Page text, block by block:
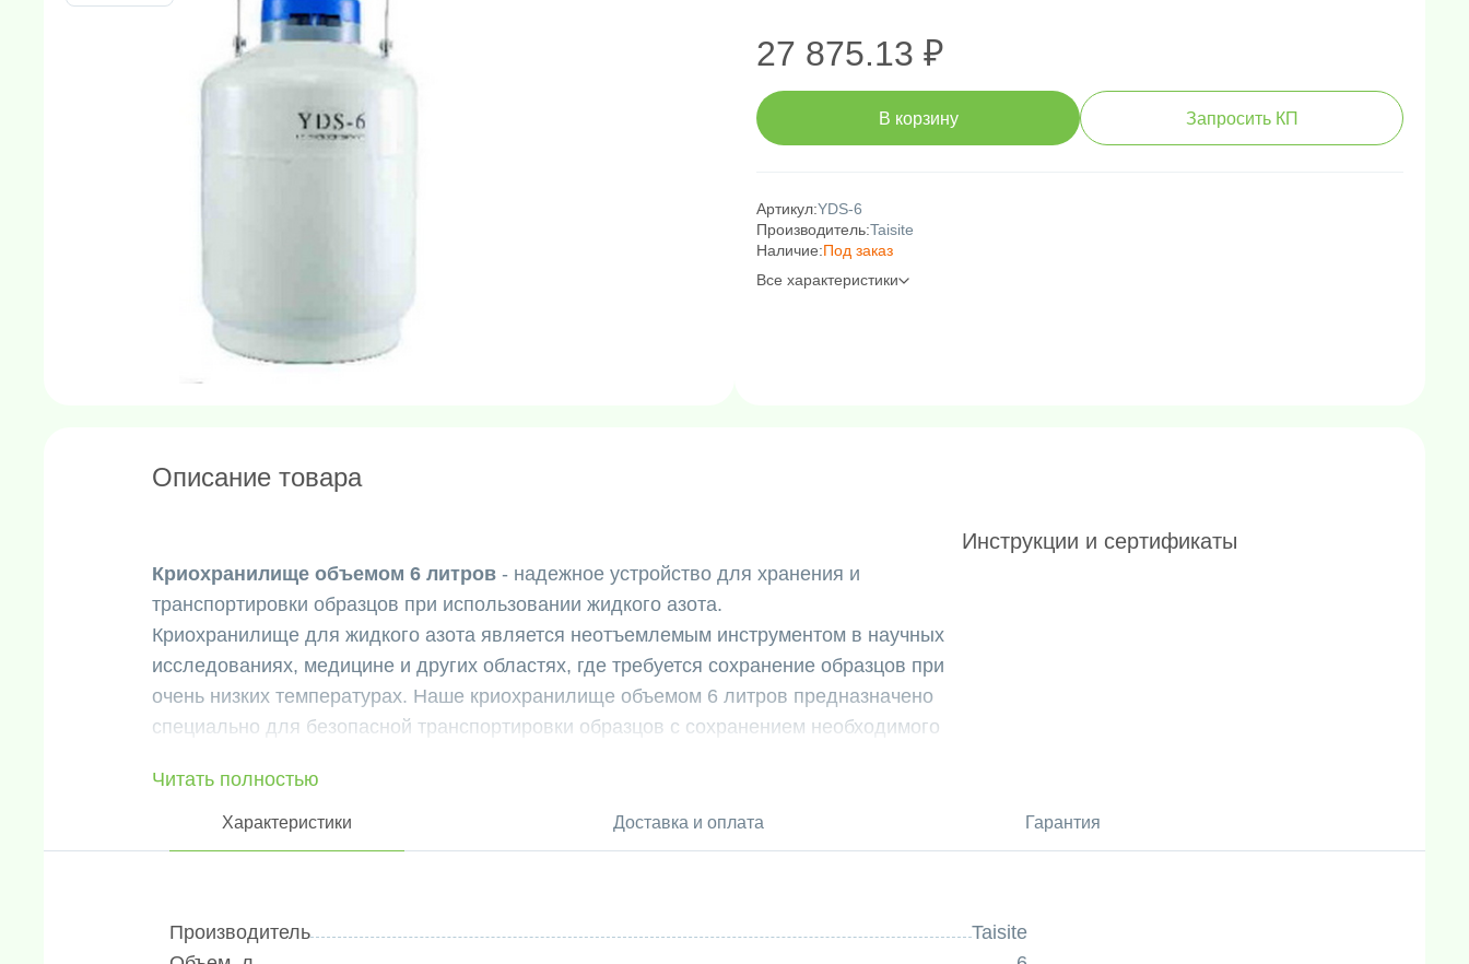
27 875.13 ₽
В корзину Запросить КП
Артикул:YDS-6
Производитель:Taisite
Наличие:Под заказ
Все характеристики
Описание товара
Криохранилище объемом 6 литров - надежное устройство для хранения и
транспортировки образцов при использовании жидкого азота.
Криохранилище для жидкого азота является неотъемлемым инструментом в научных
исследованиях, медицине и других областях, где требуется сохранение образцов при
очень низких температурах. Наше криохранилище объемом 6 литров предназначено
специально для безопасной транспортировки образцов с сохранением необходимого
Основные характеристики криохранилища объемом 6 литров:
Вместительность: внутри криохранилища можно разместить до 6 канистр для
образцов, обеспечивая достаточное пространство для хранения.
Размеры: общий диаметр криохранилища составляет 300 мм, диаметр горловины -
Читать полностью
Инструкции и сертификаты
Характеристики Доставка и оплата Гарантия
Производитель
Taisite